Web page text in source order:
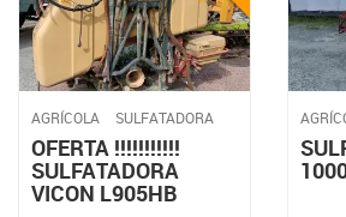
AGRÍCOLA SULFATADORA
OFERTA !!!!!!!!!!!
SULFATADORA
VICON L905HB